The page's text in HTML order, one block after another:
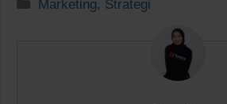
Marketing, Strategi